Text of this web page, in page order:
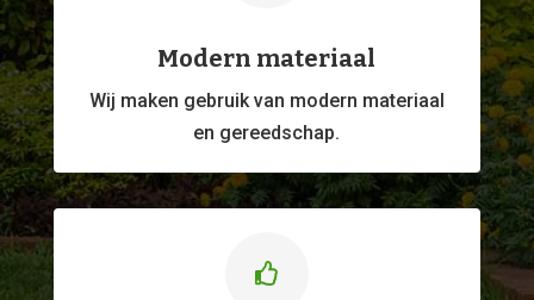
Modern materiaal
Wij maken gebruik van modern materiaal
en gereedschap.
